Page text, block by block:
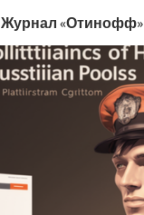
Журнал «Отинофф»